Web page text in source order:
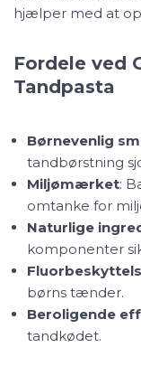
hjælper med at
Fordele ved
Tandpasta
Børnevenlig
tandbørstning
Miljømærket:
omtanke for
Naturlige
komponenter
børns tænder.
Beroligende
tandkødet.